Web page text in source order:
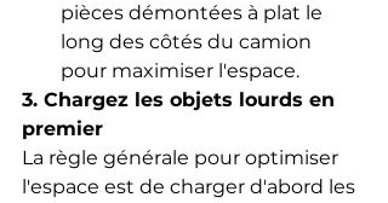
pièces démontées à plat le
long des côtés du camion
pour maximiser l'espace.
3. Chargez les objets lourds en
premier
La règle générale pour optimiser
l'espace est de charger d'abord les